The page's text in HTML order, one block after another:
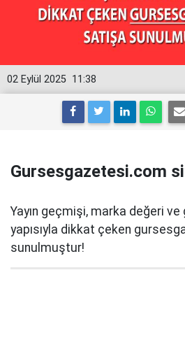
11:38
02 Eylül 2025
Gursesgazetesi.com
Yayın geçmişi, marka değeri
yapısıyla dikkat çeken
sunulmuştur!